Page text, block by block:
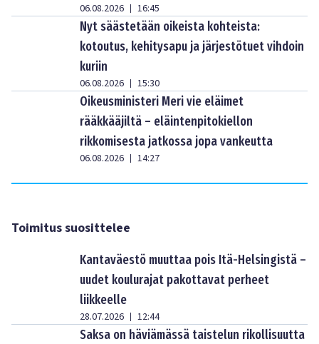
06.08.2026 | 16:45
Nyt säästetään oikeista kohteista:
kotoutus, kehitysapu ja järjestötuet vihdoin
kuriin
06.08.2026 | 15:30
Oikeusministeri Meri vie eläimet
rääkkääjiltä – eläintenpitokiellon
rikkomisesta jatkossa jopa vankeutta
06.08.2026 | 14:27
Toimitus suosittelee
Kantaväestö muuttaa pois Itä-Helsingistä –
uudet koulurajat pakottavat perheet
liikkeelle
28.07.2026 | 12:44
Saksa on häviämässä taistelun rikollisuutta